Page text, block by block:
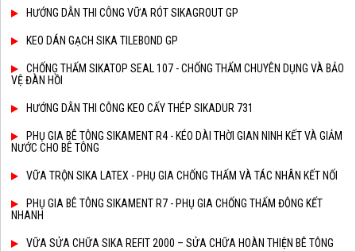
HƯỚNG DẪN THI CÔNG VỮA RÓT SIKAGROUT GP
KEO DÁN GẠCH SIKA TILEBOND GP
CHỐNG THẤM SIKATOP SEAL 107 - CHỐNG THẤM CHUYÊN DỤNG VÀ BẢO
VỆ ĐÀN HỒI
HƯỚNG DẪN THI CÔNG KEO CẤY THÉP SIKADUR 731
PHỤ GIA BÊ TÔNG SIKAMENT R4 - KÉO DÀI THỜI GIAN NINH KẾT VÀ GIẢM
NƯỚC CHO BÊ TÔNG
VỮA TRỘN SIKA LATEX - PHỤ GIA CHỐNG THẤM VÀ TÁC NHÂN KẾT NỐI
PHỤ GIA BÊ TÔNG SIKAMENT R7 - PHỤ GIA CHỐNG THẤM ĐÔNG KẾT
NHANH
VỮA SỬA CHỮA SIKA REFIT 2000 – SỬA CHỮA HOÀN THIỆN BÊ TÔNG